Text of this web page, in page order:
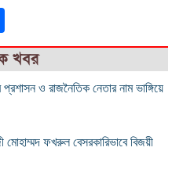
খবর
প্রশাসন ও রাজনৈতিক নেতার নাম ভাঙ্গিয়ে
ফখরুল বেসরকারিভাবে বিজয়ী